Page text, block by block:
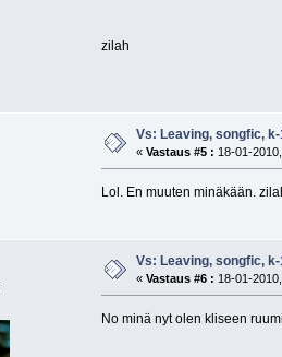
zilah
Vs: Leaving, songfic, k-
«Vastaus #5 : 18-01-
Lol. En muuten minäkään.
Vs: Leaving, songfic, k-
«Vastaus #6 : 18-01-
No minä nyt olen kliseen